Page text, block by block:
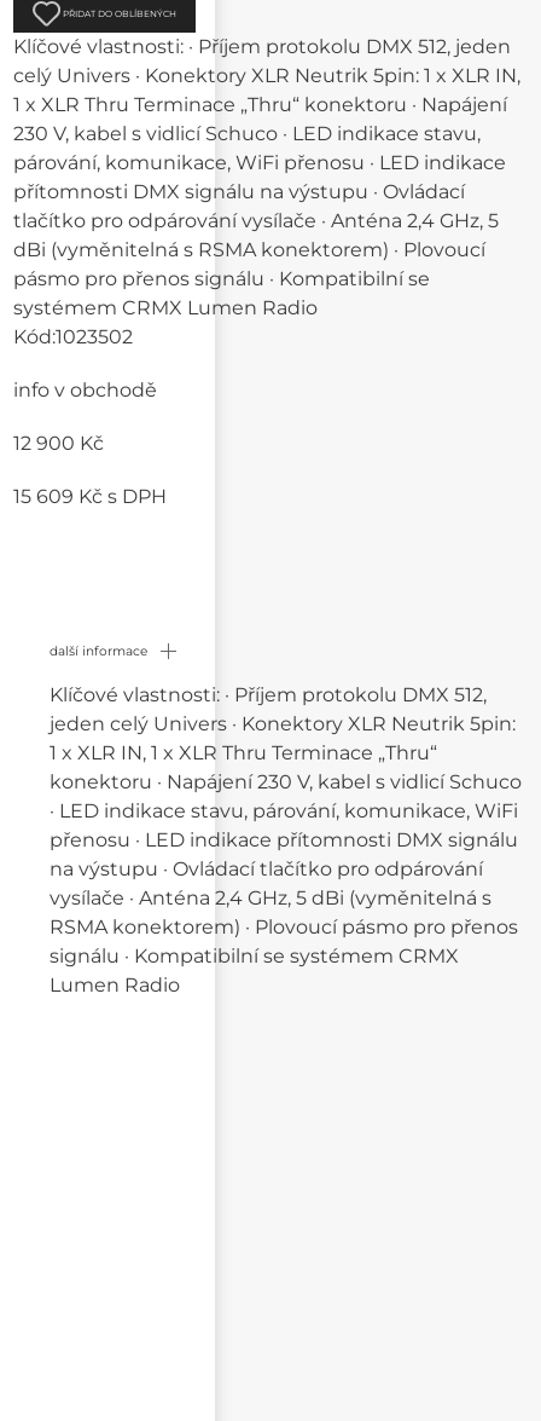
PŘIDAT DO OBLÍBENÝCH
Klíčové vlastnosti: · Příjem protokolu DMX 512, jeden
celý Univers · Konektory XLR Neutrik 5pin: 1 x XLR IN,
1 x XLR Thru Terminace „Thru“ konektoru · Napájení
230 V, kabel s vidlicí Schuco · LED indikace stavu,
párování, komunikace, WiFi přenosu · LED indikace
přítomnosti DMX signálu na výstupu · Ovládací
tlačítko pro odpárování vysílače · Anténa 2,4 GHz, 5
dBi (vyměnitelná s RSMA konektorem) · Plovoucí
pásmo pro přenos signálu · Kompatibilní se
systémem CRMX Lumen Radio
Kód:1023502
info v obchodě
12 900 Kč
15 609 Kčs DPH
další informace
Klíčové vlastnosti: · Příjem protokolu DMX 512,
jeden celý Univers · Konektory XLR Neutrik 5pin:
1 x XLR IN, 1 x XLR Thru Terminace „Thru“
konektoru · Napájení 230 V, kabel s vidlicí Schuco
· LED indikace stavu, párování, komunikace, WiFi
přenosu · LED indikace přítomnosti DMX signálu
na výstupu · Ovládací tlačítko pro odpárování
vysílače · Anténa 2,4 GHz, 5 dBi (vyměnitelná s
RSMA konektorem) · Plovoucí pásmo pro přenos
signálu · Kompatibilní se systémem CRMX
Lumen Radio